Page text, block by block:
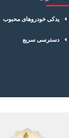
مشکی
یدکی خودروهای محبوب
دسترسی سریع